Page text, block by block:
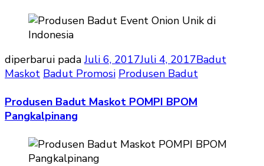
diperbarui padaJuli 6, 2017Juli 4, 2017Badut
Maskot Badut Promosi Produsen Badut
Produsen Badut Maskot POMPI BPOM
Pangkalpinang